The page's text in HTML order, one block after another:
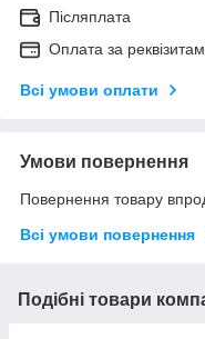
Післяплата
Оплата за
Всі умови оплати
Умови повернення
Повернення товару
Всі умови повернення
Подібні товари